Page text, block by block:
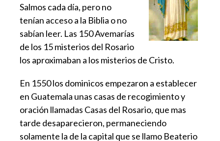
Salmos cada día, pero no
tenían acceso a la Biblia o no
sabían leer. Las 150 Avemarías
de los 15 misterios del Rosario
los aproximaban a los misterios de Cristo.
En 1550 los dominicos empezaron a establecer
en Guatemala unas casas de recogimiento y
oración llamadas Casas del Rosario, que mas
tarde desaparecieron, permaneciendo
solamente la de la capital que se llamo Beaterio